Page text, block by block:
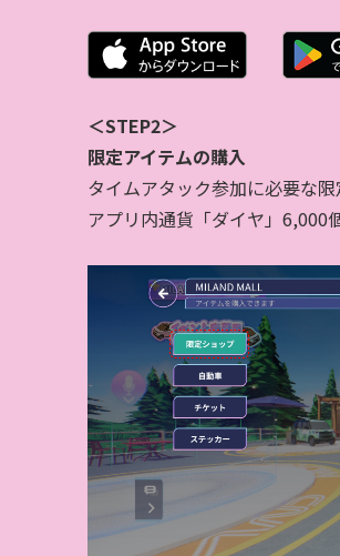
＜STEP2＞
限定アイテムの購入
タイムアタック参加に必要な
アプリ内通貨「ダイヤ」6,000